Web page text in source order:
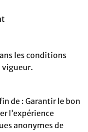
les conditions
vigueur.
de : Garantir le bon
l’expérience
anonymes de